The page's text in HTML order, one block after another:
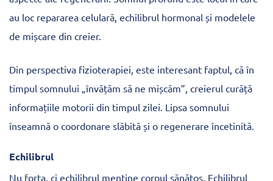
au loc repararea celulară, echilibrul hormonal și modelele
de mișcare din creier.
Din perspectiva fizioterapiei, este interesant faptul, că în
timpul somnului „învățăm să ne mișcăm”, creierul curăță
informațiile motorii din timpul zilei. Lipsa somnului
înseamnă o coordonare slăbită și o regenerare încetinită.
Echilibrul
Nu forța, ci echilibrul menține corpul sănătos. Echilibrul